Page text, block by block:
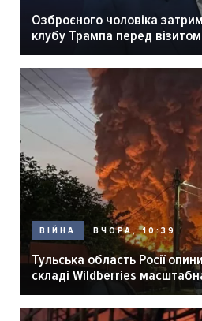
Озброєного чоловіка
клубу Трампа перед
ВІЙНА ВЧОРА, 10:39
Тульська область Росії
складі Wildberries